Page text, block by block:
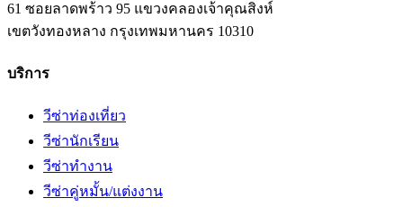
61 ซอยลาดพร้าว 95 แขวงคลองเจ้าคุณสิงห์
เขตวังทองหลาง กรุงเทพมหานคร 10310
บริการ
วีซ่าท่องเที่ยว
วีซ่านักเรียน
วีซ่าทำงาน
วีซ่าคู่หมั้น/แต่งงาน